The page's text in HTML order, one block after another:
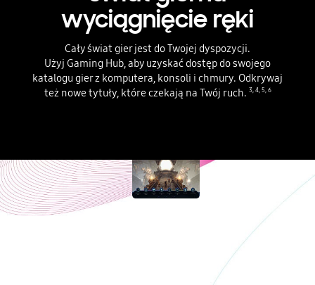
wyciągnięcie ręki
Cały świat gier jest do Twojej dyspozycji.
Użyj Gaming Hub, aby uzyskać dostęp do swojego
katalogu gier z komputera, konsoli i chmury. Odkrywaj
też nowe tytuły, które czekają na Twój ruch. 3, 4, 5, 6